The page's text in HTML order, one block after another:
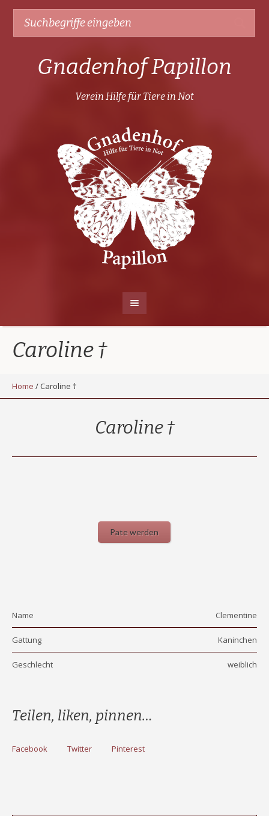
Gnadenhof Papillon
Verein Hilfe für Tiere in Not
Caroline †
Home /Caroline †
Caroline †
Pate werden
Name Clementine
Gattung Kaninchen
Geschlecht weiblich
Teilen, liken, pinnen…
Facebook Twitter Pinterest